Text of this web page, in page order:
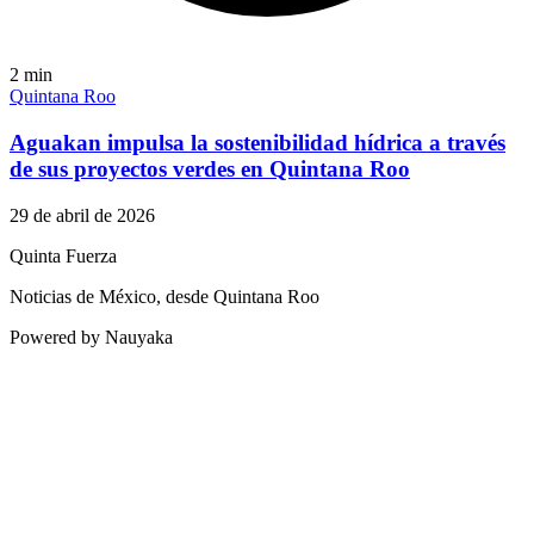
2 min
Quintana Roo
Aguakan impulsa la sostenibilidad hídrica a través
de sus proyectos verdes en Quintana Roo
29 de abril de 2026
Quinta Fuerza
Noticias de México, desde Quintana Roo
Powered by Nauyaka